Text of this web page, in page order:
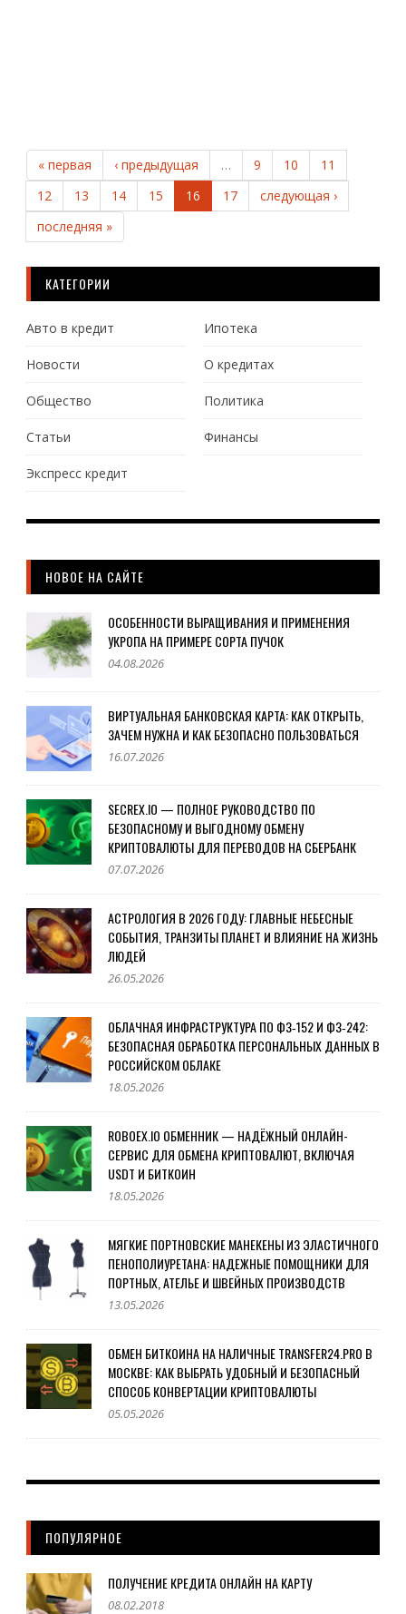
« первая ‹ предыдущая … 9 10
11
12
13 14 15 16 17
следующая ›
последняя »
КАТЕГОРИИ
Авто в кредит Ипотека
Новости О кредитах
Общество Политика
Статьи Финансы
Экспресс кредит
НОВОЕ НА САЙТЕ
ОСОБЕННОСТИ ВЫРАЩИВАНИЯ И ПРИМЕНЕНИЯ
УКРОПА НА ПРИМЕРЕ СОРТА ПУЧОК
04.08.2026
ВИРТУАЛЬНАЯ БАНКОВСКАЯ КАРТА: КАК ОТКРЫТЬ,
ЗАЧЕМ НУЖНА И КАК БЕЗОПАСНО ПОЛЬЗОВАТЬСЯ
16.07.2026
SECREX.IO — ПОЛНОЕ РУКОВОДСТВО ПО
БЕЗОПАСНОМУ И ВЫГОДНОМУ ОБМЕНУ
КРИПТОВАЛЮТЫ ДЛЯ ПЕРЕВОДОВ НА СБЕРБАНК
07.07.2026
АСТРОЛОГИЯ В 2026 ГОДУ: ГЛАВНЫЕ НЕБЕСНЫЕ
СОБЫТИЯ, ТРАНЗИТЫ ПЛАНЕТ И ВЛИЯНИЕ НА ЖИЗНЬ
ЛЮДЕЙ
26.05.2026
ОБЛАЧНАЯ ИНФРАСТРУКТУРА ПО ФЗ‑152 И ФЗ‑242:
БЕЗОПАСНАЯ ОБРАБОТКА ПЕРСОНАЛЬНЫХ ДАННЫХ В
РОССИЙСКОМ ОБЛАКЕ
18.05.2026
ROBOEX.IO ОБМЕННИК — НАДЁЖНЫЙ ОНЛАЙН-
СЕРВИС ДЛЯ ОБМЕНА КРИПТОВАЛЮТ, ВКЛЮЧАЯ
USDT И БИТКОИН
18.05.2026
МЯГКИЕ ПОРТНОВСКИЕ МАНЕКЕНЫ ИЗ ЭЛАСТИЧНОГО
ПЕНОПОЛИУРЕТАНА: НАДЕЖНЫЕ ПОМОЩНИКИ ДЛЯ
ПОРТНЫХ, АТЕЛЬЕ И ШВЕЙНЫХ ПРОИЗВОДСТВ
13.05.2026
ОБМЕН БИТКОИНА НА НАЛИЧНЫЕ TRANSFER24.PRO В
МОСКВЕ: КАК ВЫБРАТЬ УДОБНЫЙ И БЕЗОПАСНЫЙ
СПОСОБ КОНВЕРТАЦИИ КРИПТОВАЛЮТЫ
05.05.2026
ПОПУЛЯРНОЕ
ПОЛУЧЕНИЕ КРЕДИТА ОНЛАЙН НА КАРТУ
08.02.2018